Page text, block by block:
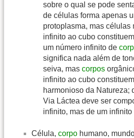
sobre o qual se pode
de células forma apenas
protoplasma, mas
infinito ao cubo
um número infinito de
significa nada além de
seiva, mas corpos
infinito ao cubo
harmonioso da Natureza;
Via Láctea deve ser
infinito, mas de um
Célula, corpo humano,